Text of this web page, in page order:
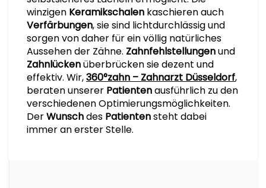
winzigen Keramikschalen kaschieren auch
Verfärbungen, sie sind lichtdurchlässig und
sorgen von daher für ein völlig natürliches
Aussehen der Zähne. Zahnfehlstellungenund
Zahnlückenüberbrücken sie dezent und
effektiv. Wir,360°zahn – Zahnarzt Düsseldorf,
beraten unserer Patientenausführlich zu den
verschiedenen Optimierungsmöglichkeiten.
DerWunschdes Patientensteht dabei
immer an erster Stelle.